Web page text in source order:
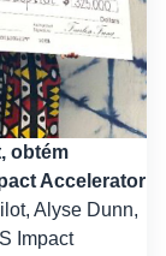
obtém
Accelerator
Alyse Dunn,
Impact